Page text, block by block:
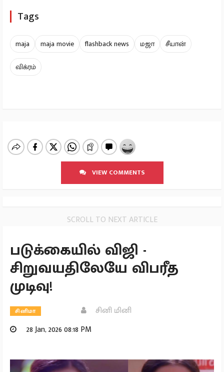
Tags
maja maja movie flashback news மஜா
சீயான்
விக்ரம்
VIEW COMMENTS
SCROLL TO NEXT ARTICLE
படுக்கையில் விஜி -
சிறுவயதிலேயே விபரீத
முடிவு!
சினிமா
சினி மினி
28 Jan, 2026 08:18 PM